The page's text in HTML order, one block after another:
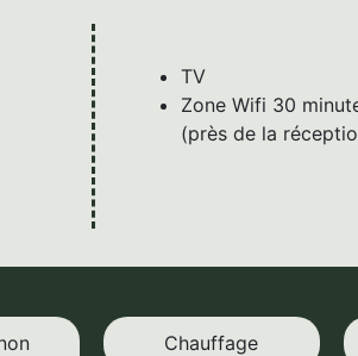
TV
Zone Wifi 30
(près de la
Chauffage